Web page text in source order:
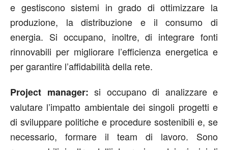
e gestiscono sistemi in grado di ottimizzare la
produzione, la distribuzione e il consumo di
energia. Si occupano, inoltre, di integrare fonti
rinnovabili per migliorare l’efficienza energetica e
per garantire l’affidabilità della rete.
Project manager: si occupano di analizzare e
valutare l’impatto ambientale dei singoli progetti e
di sviluppare politiche e procedure sostenibili e, se
necessario, formare il team di lavoro. Sono